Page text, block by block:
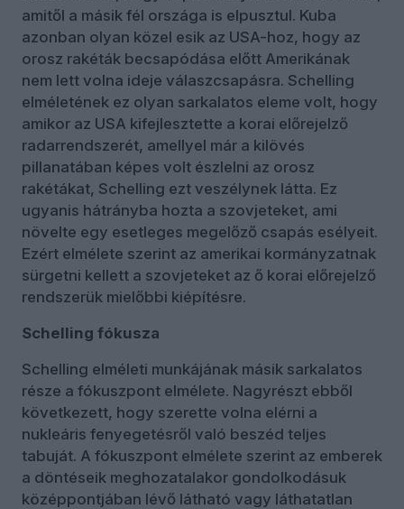
amitől a másik fél országa is elpusztul. Kuba
azonban olyan közel esik az USA-hoz, hogy az
orosz rakéták becsapódása előtt Amerikának
nem lett volna ideje válaszcsapásra. Schelling
elméletének ez olyan sarkalatos eleme volt, hogy
amikor az USA kifejlesztette a korai előrejelző
radarrendszerét, amellyel már a kilövés
pillanatában képes volt észlelni az orosz
rakétákat, Schelling ezt veszélynek látta. Ez
ugyanis hátrányba hozta a szovjeteket, ami
növelte egy esetleges megelőző csapás esélyeit.
Ezért elmélete szerint az amerikai kormányzatnak
sürgetni kellett a szovjeteket az ő korai előrejelző
rendszerük mielőbbi kiépítésre.
Schelling fókusza
Schelling elméleti munkájának másik sarkalatos
része a fókuszpont elmélete. Nagyrészt ebből
következett, hogy szerette volna elérni a
nukleáris fenyegetésről való beszéd teljes
tabuját. A fókuszpont elmélete szerint az emberek
a döntéseik meghozatalakor gondolkodásuk
középpontjában lévő látható vagy láthatatlan